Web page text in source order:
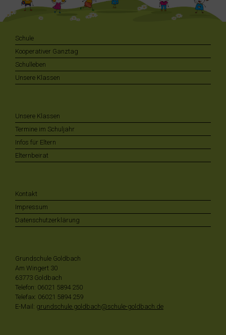
Schule
Kooperativer Ganztag
Schulleben
Unsere Klassen
Unsere Klassen
Termine im Schuljahr
Infos für Eltern
Elternbeirat
Kontakt
Impressum
Datenschutzerklärung
Grundschule Goldbach
Am Wingert 30
63773 Goldbach
Telefon: 06021 5894 250
Telefax: 06021 5894 259
E-Mail: grundschule.goldbach@schule-goldbach.de